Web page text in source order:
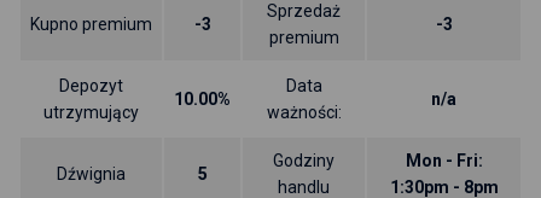
Kupno premium -3
Sprzedaż
premium
-3
Depozyt
utrzymujący
10.00%
Data
ważności:
n/a
Dźwignia 5
Godziny
handlu
Mon - Fri:
1:30pm - 8pm